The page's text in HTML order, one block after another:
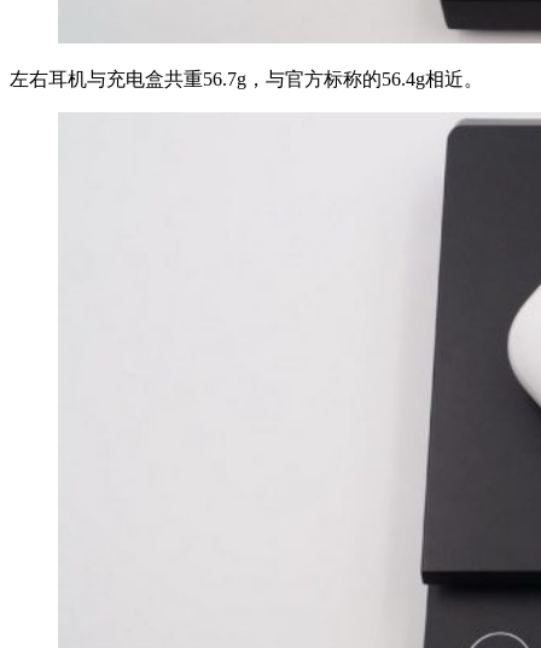
左右耳机与充电盒共重56.7g，与官方标称的56.4g相近。